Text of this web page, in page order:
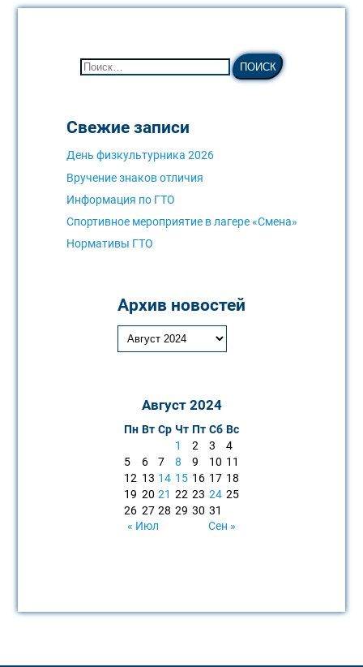
Свежие записи
День физкультурника 2026
Вручение знаков отличия
Информация по ГТО
Спортивное мероприятие в лагере «Смена»
Нормативы ГТО
Архив новостей
Август 2024
Пн Вт Ср Чт Пт Сб Вс
1
2 3
4
5
6 7 8 9 10 11
12 13 14 15 16 17 18
19 20 21 22 23 24 25
26 27 28 29 30 31
« Июл
Сен »